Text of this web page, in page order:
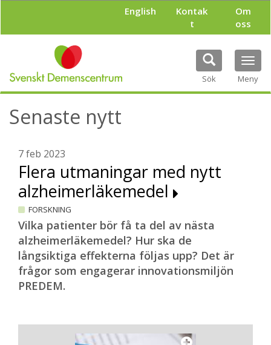
l
English
Kontak
t
Om
oss
Sök Meny
Senaste nytt
7 feb 2023
Flera utmaningar med nytt
alzheimerläkemedel
FORSKNING
Vilka patienter bör få ta del av nästa
alzheimerläkemedel? Hur ska de
långsiktiga effekterna följas upp? Det är
frågor som engagerar innovationsmiljön
PREDEM.